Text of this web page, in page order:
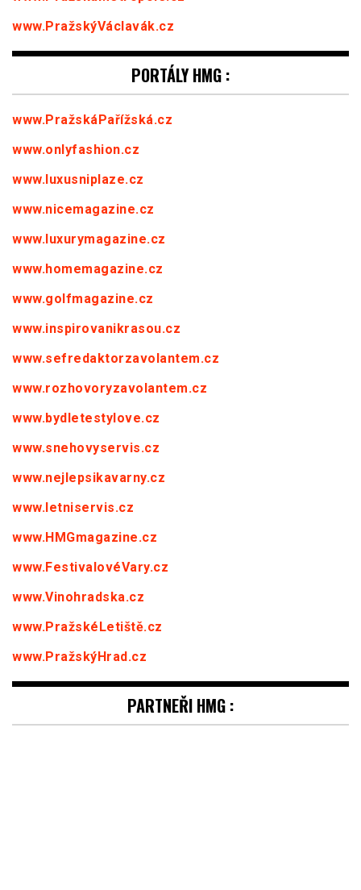
www.PražskýVáclavák.cz
PORTÁLY HMG :
www.PražskáPařížská.cz
www.onlyfashion.cz
www.luxusniplaze.cz
www.nicemagazine.cz
www.luxurymagazine.cz
www.homemagazine.cz
www.golfmagazine.cz
www.inspirovanikrasou.cz
www.sefredaktorzavolantem.cz
www.rozhovoryzavolantem.cz
www.bydletestylove.cz
www.snehovyservis.cz
www.nejlepsikavarny.cz
www.letniservis.cz
www.HMGmagazine.cz
www.FestivalovéVary.cz
www.Vinohradska.cz
www.PražskéLetiště.cz
www.PražskýHrad.cz
PARTNEŘI HMG :